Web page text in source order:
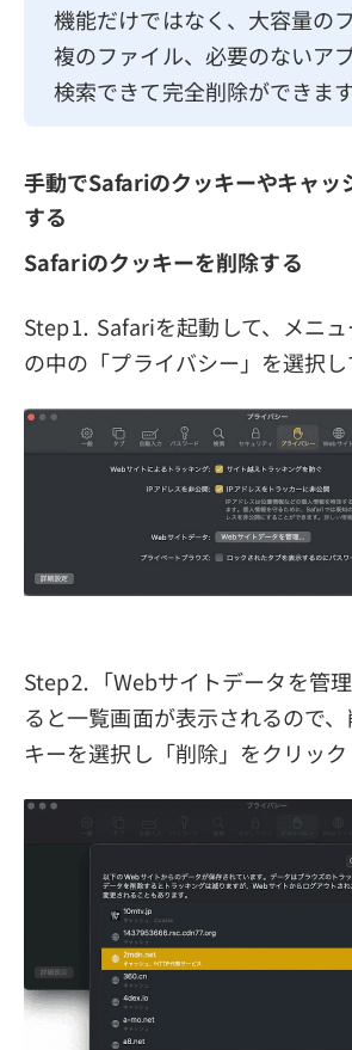
機能だけではなく、大容量の
複のファイル、必要のないア
検索できて完全削除ができま
手動でSafariのクッキーやキャッ
する
Safariのクッキーを削除する
Step⒈ Safariを起動して、メニュ
の中の「プライバシー」を選択し
Step⒉「Webサイトデータを管
ると一覧画面が表示されるので
キーを選択し「削除」をクリック